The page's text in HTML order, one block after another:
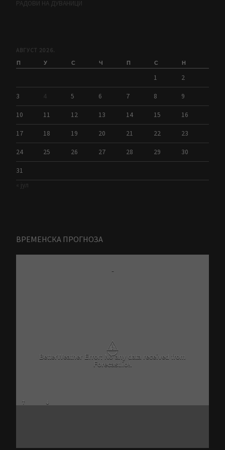
РАДОВИ НА ДУВАНИЦИ
АВГУСТ 2026.
П У С Ч П С Н
1 2
3 4 5 6 7 8 9
10 11 12 13 14 15 16
17 18 19 20 21 22 23
24 25 26 27 28 29 30
31
« јул
ВРЕМЕНСКА ПРОГНОЗА
-
⚠
BetterWeather Error: No any data received from
Forecast.io!.